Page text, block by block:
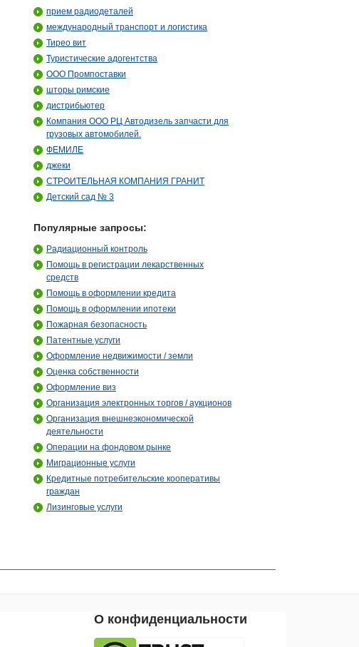
прием радиодеталей
международный транспорт и логистика
Тирео вит
Туристические адогентства
ООО Промпоставки
шторы римские
дистрибьютер
Компания ООО РЦ Автодизель запчасти для
грузовых автомобилей.
ФЕМИЛЕ
джеки
СТРОИТЕЛЬНАЯ КОМПАНИЯ ГРАНИТ
Детский сад № 3
Популярные запросы:
Радиационный контроль
Помощь в регистрации лекарственных
средств
Помощь в оформлении кредита
Помощь в оформлении ипотеки
Пожарная безопасность
Патентные услуги
Оформление недвижимости / земли
Оценка собственности
Оформление виз
Организация электронных торгов / аукционов
Организация внешнеэкономической
деятельности
Операции на фондовом рынке
Миграционные услуги
Кредитные потребительские кооперативы
граждан
Лизинговые услуги
О конфиденциальности